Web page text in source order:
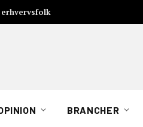
BRANCHER